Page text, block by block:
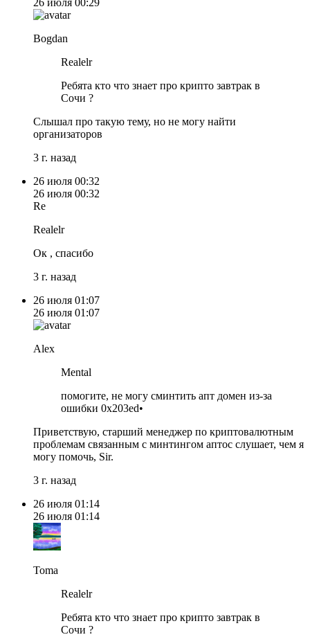
26 июля 00:29
Bogdan
Realelr
Ребята кто что знает про крипто завтрак в
Сочи ?
Слышал про такую тему, но не могу найти
организаторов
3 г. назад
26 июля 00:32
26 июля 00:32
Re
Realelr
Ок , спасибо
3 г. назад
26 июля 01:07
26 июля 01:07
Alex
Mental
помогите, не могу сминтить апт домен из-за
ошибки 0x203ed•
Приветствую, старший менеджер по криптовалютным
проблемам связанным с минтингом аптос слушает, чем я
могу помочь, Sir.
3 г. назад
26 июля 01:14
26 июля 01:14
Toma
Realelr
Ребята кто что знает про крипто завтрак в
Сочи ?